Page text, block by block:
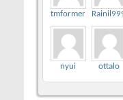
tmformen
nyui ottalo